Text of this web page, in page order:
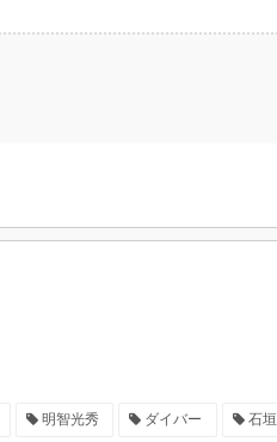
明智光秀 ダイバー 石垣